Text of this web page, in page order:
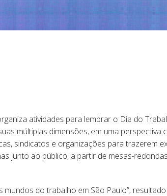
atividades para lembrar o Dia do
múltiplas dimensões, em uma perspectiva
sindicatos e organizações para trazerem
junto ao público, a partir de mesas-
do trabalho em São Paulo”,